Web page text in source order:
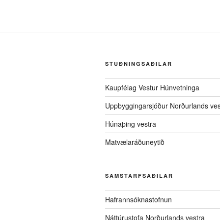
STUÐNINGSAÐILAR
Kaupfélag Vestur Húnvetninga
Uppbyggingarsjóður Norðurlands
Húnaþing vestra
Matvælaráðuneytið
SAMSTARFSAÐILAR
Hafrannsóknastofnun
Náttúrustofa Norðurlands vestra